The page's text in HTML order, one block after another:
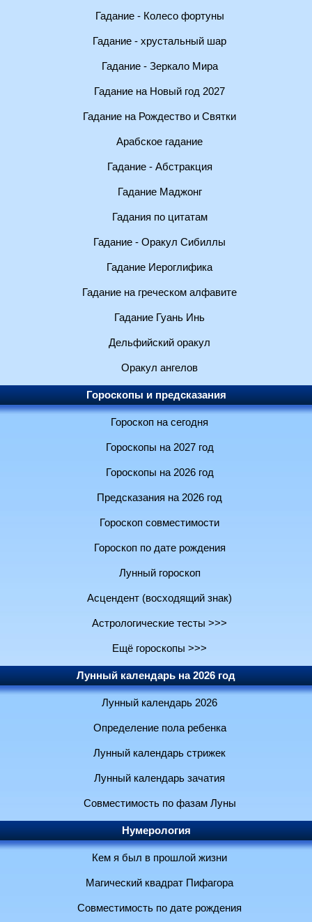
Гадание - Колесо фортуны
Гадание - хрустальный шар
Гадание - Зеркало Мира
Гадание на Новый год 2027
Гадание на Рождество и Святки
Арабское гадание
Гадание - Абстракция
Гадание Маджонг
Гадания по цитатам
Гадание - Оракул Сибиллы
Гадание Иероглифика
Гадание на греческом алфавите
Гадание Гуань Инь
Дельфийский оракул
Оракул ангелов
Гороскопы и предсказания
Гороскоп на сегодня
Гороскопы на 2027 год
Гороскопы на 2026 год
Предсказания на 2026 год
Гороскоп совместимости
Гороскоп по дате рождения
Лунный гороскоп
Асцендент (восходящий знак)
Астрологические тесты >>>
Ещё гороскопы >>>
Лунный календарь на 2026 год
Лунный календарь 2026
Определение пола ребенка
Лунный календарь стрижек
Лунный календарь зачатия
Совместимость по фазам Луны
Нумерология
Кем я был в прошлой жизни
Магический квадрат Пифагора
Совместимость по дате рождения